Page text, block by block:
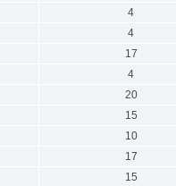
4
4
17
4
20
15
10
17
15